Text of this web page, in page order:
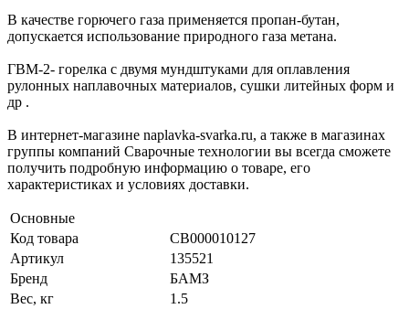
В качестве горючего газа применяется пропан-бутан,
допускается использование природного газа метана.
ГВМ-2- горелка с двумя мундштуками для оплавления
рулонных наплавочных материалов, сушки литейных форм и
др .
В интернет-магазине naplavka-svarka.ru, а также в магазинах
группы компаний Сварочные технологии вы всегда сможете
получить подробную информацию о товаре, его
характеристиках и условиях доставки.
Основные
Код товара
СВ000010127
Артикул
135521
Бренд
БАМЗ
Вес, кг
1.5